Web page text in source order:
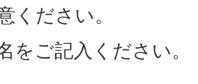
ください。
をご記入ください。